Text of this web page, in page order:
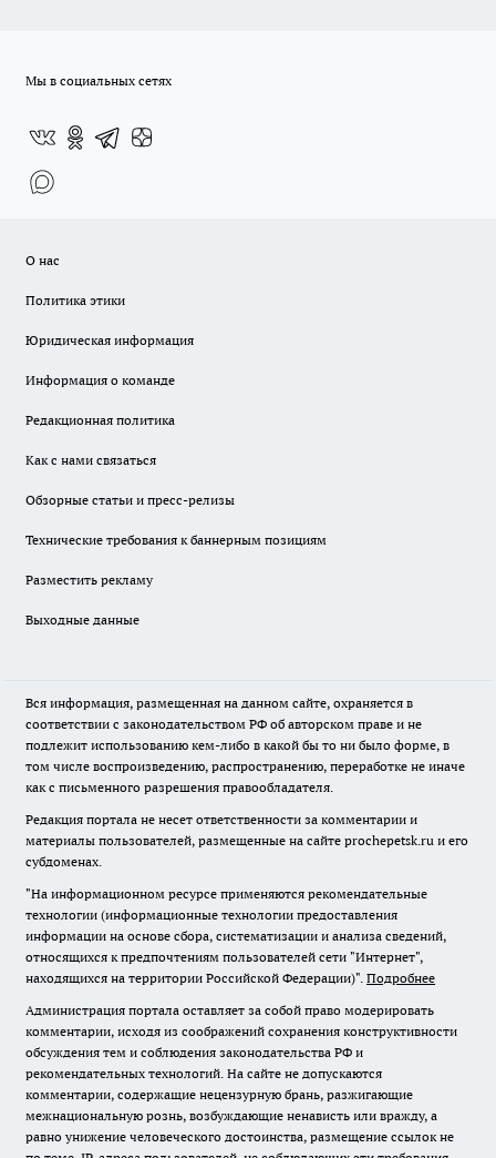
Мы в социальных сетях
О нас
Политика этики
Юридическая информация
Информация о команде
Редакционная политика
Как с нами связаться
Обзорные статьи и пресс-релизы
Технические требования к баннерным позициям
Разместить рекламу
Выходные данные
Вся информация, размещенная на данном сайте, охраняется в
соответствии с законодательством РФ об авторском праве и не
подлежит использованию кем-либо в какой бы то ни было форме, в
том числе воспроизведению, распространению, переработке не иначе
как с письменного разрешения правообладателя.
Редакция портала не несет ответственности за комментарии и
материалы пользователей, размещенные на сайте prochepetsk.ru и его
субдоменах.
"На информационном ресурсе применяются рекомендательные
технологии (информационные технологии предоставления
информации на основе сбора, систематизации и анализа сведений,
относящихся к предпочтениям пользователей сети "Интернет",
находящихся на территории Российской Федерации)". Подробнее
Администрация портала оставляет за собой право модерировать
комментарии, исходя из соображений сохранения конструктивности
обсуждения тем и соблюдения законодательства РФ и
рекомендательных технологий. На сайте не допускаются
комментарии, содержащие нецензурную брань, разжигающие
межнациональную рознь, возбуждающие ненависть или вражду, а
равно унижение человеческого достоинства, размещение ссылок не